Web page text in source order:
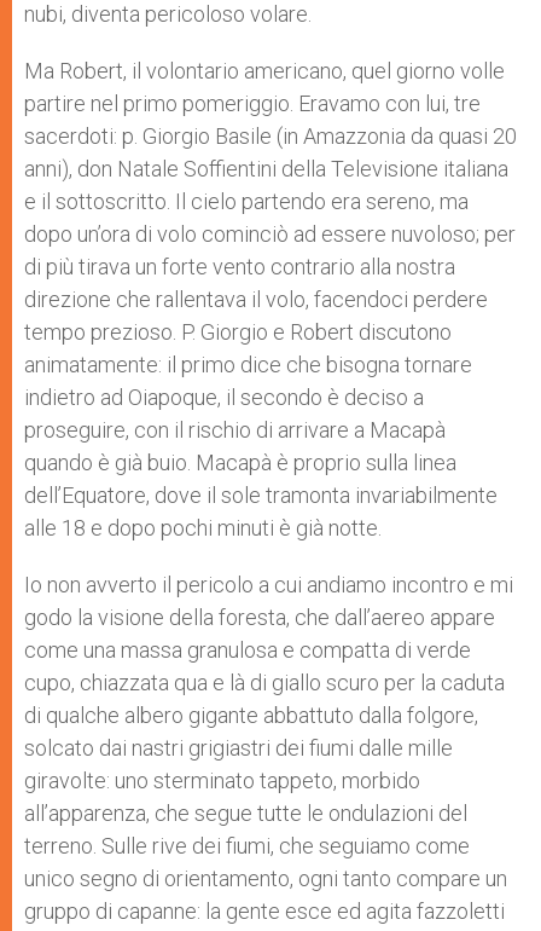
nubi, diventa pericoloso volare.
Ma Robert, il volontario americano, quel giorno volle
partire nel primo pomeriggio. Eravamo con lui, tre
sacerdoti: p. Giorgio Basile (in Amazzonia da quasi 20
anni), don Natale Soffientini della Televisione italiana
e il sottoscritto. Il cielo partendo era sereno, ma
dopo un’ora di volo cominciò ad essere nuvoloso; per
di più tirava un forte vento contrario alla nostra
direzione che rallentava il volo, facendoci perdere
tempo prezioso. P. Giorgio e Robert discutono
animatamente: il primo dice che bisogna tornare
indietro ad Oiapoque, il secondo è deciso a
proseguire, con il rischio di arrivare a Macapà
quando è già buio. Macapà è proprio sulla linea
dell’Equatore, dove il sole tramonta invariabilmente
alle 18 e dopo pochi minuti è già notte.
Io non avverto il pericolo a cui andiamo incontro e mi
godo la visione della foresta, che dall’aereo appare
come una massa granulosa e compatta di verde
cupo, chiazzata qua e là di giallo scuro per la caduta
di qualche albero gigante abbattuto dalla folgore,
solcato dai nastri grigiastri dei fiumi dalle mille
giravolte: uno sterminato tappeto, morbido
all’apparenza, che segue tutte le ondulazioni del
terreno. Sulle rive dei fiumi, che seguiamo come
unico segno di orientamento, ogni tanto compare un
gruppo di capanne: la gente esce ed agita fazzoletti